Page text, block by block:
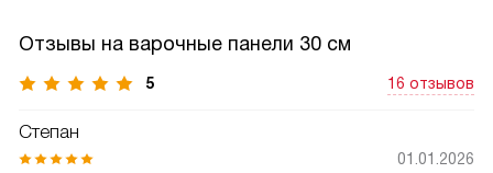
Отзывы на варочные панели 30 см
5 16 отзывов
Степан
01.01.2026